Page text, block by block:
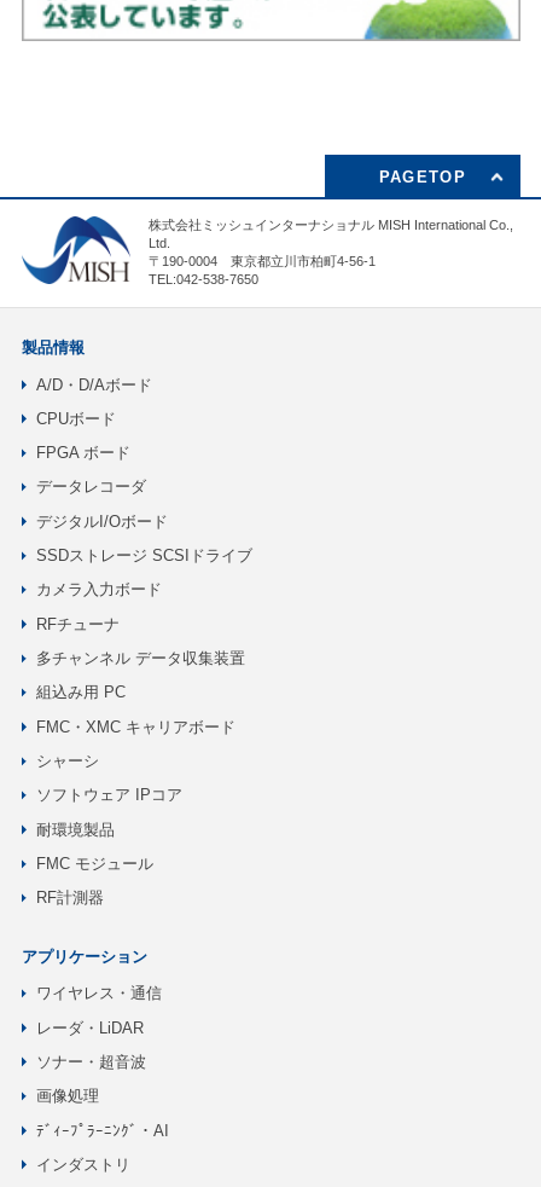
PAGETOP
株式会社ミッシュインターナショナル MISH International Co.,
Ltd.
〒190-0004 東京都立川市柏町4-56-1
TEL:042-538-7650
製品情報
A/D・D/Aボード
CPUボード
FPGA ボード
データレコーダ
デジタルI/Oボード
SSDストレージ SCSIドライブ
カメラ入力ボード
RFチューナ
多チャンネル データ収集装置
組込み用 PC
FMC・XMC キャリアボード
シャーシ
ソフトウェア IPコア
耐環境製品
FMC モジュール
RF計測器
アプリケーション
ワイヤレス・通信
レーダ・LiDAR
ソナー・超音波
画像処理
ﾃﾞｨｰﾌﾟﾗｰﾆﾝｸﾞ・AI
インダストリ